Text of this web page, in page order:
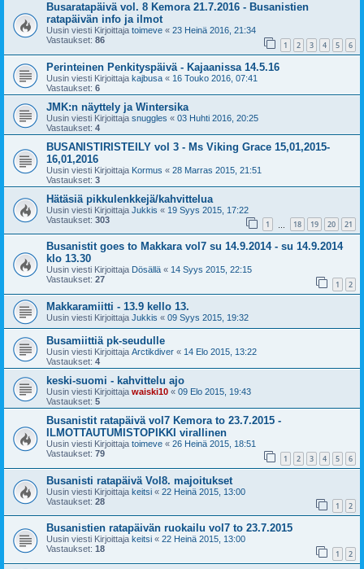
Busaratapäivä vol. 8 Kemora 21.7.2016 - Busanistien
ratapäivän info ja ilmot
Uusin viesti Kirjoittaja toimeve « 23 Heinä 2016, 21:34
Vastaukset: 86 1 2 3 4 5 6
Perinteinen Penkityspäivä - Kajaanissa 14.5.16
Uusin viesti Kirjoittaja kajbusa « 16 Touko 2016, 07:41
Vastaukset: 6
JMK:n näyttely ja Wintersika
Uusin viesti Kirjoittaja snuggles « 03 Huhti 2016, 20:25
Vastaukset: 4
BUSANISTIRISTEILY vol 3 - Ms Viking Grace 15,01,2015-
16,01,2016
Uusin viesti Kirjoittaja Kormus « 28 Marras 2015, 21:51
Vastaukset: 3
Hätäsiä pikkulenkkejä/kahvittelua
Uusin viesti Kirjoittaja Jukkis « 19 Syys 2015, 17:22
Vastaukset: 303 1 18 19 20 21
Busanistit goes to Makkara vol7 su 14.9.2014 - su 14.9.2014
klo 13.30
Uusin viesti Kirjoittaja Dösällä « 14 Syys 2015, 22:15
Vastaukset: 27 1 2
Makkaramiitti - 13.9 kello 13.
Uusin viesti Kirjoittaja Jukkis « 09 Syys 2015, 19:32
Busamiittiä pk-seudulle
Uusin viesti Kirjoittaja Arctikdiver « 14 Elo 2015, 13:22
Vastaukset: 4
keski-suomi - kahvittelu ajo
Uusin viesti Kirjoittaja waiski10 « 09 Elo 2015, 19:43
Vastaukset: 5
Busanistit ratapäivä vol7 Kemora to 23.7.2015 -
ILMOTTAUTUMISTOPIKKI virallinen
Uusin viesti Kirjoittaja toimeve « 26 Heinä 2015, 18:51
Vastaukset: 79 1 2 3 4 5 6
Busanisti ratapäivä Vol8. majoitukset
Uusin viesti Kirjoittaja keitsi « 22 Heinä 2015, 13:00
Vastaukset: 28 1 2
Busanistien ratapäivän ruokailu vol7 to 23.7.2015
Uusin viesti Kirjoittaja keitsi « 22 Heinä 2015, 13:00
Vastaukset: 18 1 2